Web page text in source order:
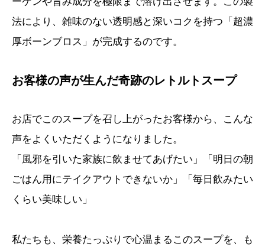
法により、雑味のない透明感と深いコクを持つ「超濃
厚ボーンブロス」が完成するのです。
お客様の声が生んだ奇跡のレトルトスープ
お店でこのスープを召し上がったお客様から、こんな
声をよくいただくようになりました。
「風邪を引いた家族に飲ませてあげたい」「明日の朝
ごはん用にテイクアウトできないか」「毎日飲みたい
くらい美味しい」
私たちも、栄養たっぷりで心温まるこのスープを、も